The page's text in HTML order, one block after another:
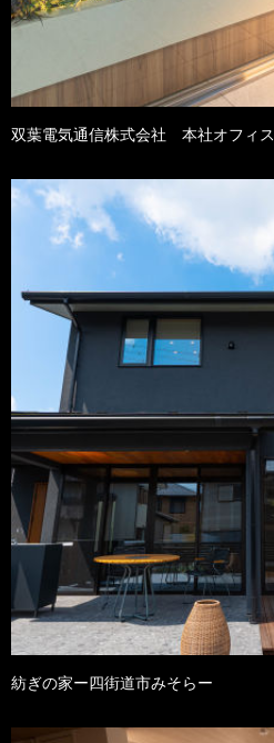
双葉電気通信株式会社 本社オフィス
紡ぎの家ー四街道市みそらー